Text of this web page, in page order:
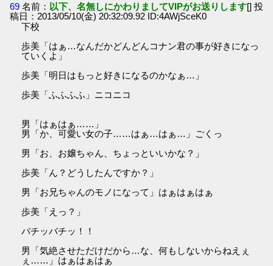
69 名前： 以下、名無しにかわりましてVIPがお送りします[] 投
稿日：2013/05/10(金) 20:32:09.92 ID:4AWjSceK0
下校
歩美「はぁ…なんだかどんどんコナン君の事が好きになっ
ていくよ」
歩美「明日はもっと好きになるのかなぁ…」
歩美「ふふふふ」ニコニコ
男「はぁはぁ……」
男「か、可愛い女の子……はぁ…はぁ…」ごくっ
男「お、お嬢ちゃん、ちょっといいかな？」
歩美「ん？どうしたんですか？」
男「お兄ちゃんのモノになって」はぁはぁはぁ
歩美「えっ？」
バチッバチッ！！
男「気絶させただけだから…な、何もしないからねえぇ
ぇ……」はぁはぁはぁ